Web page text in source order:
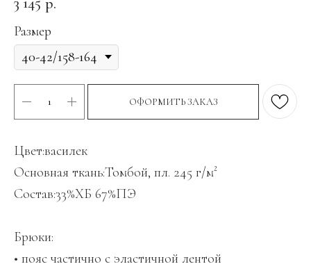
Размер
ОФОРМИТЬ ЗАКАЗ
Цвет:василек
Основная ткань:Томбой, пл. 245 г/м²
Состав:33%ХБ 67%ПЭ
Брюки:
• пояс частично с эластичной лентой